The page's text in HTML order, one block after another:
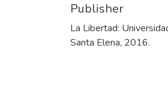
Publisher
La Libertad:
Santa Elena, 2016.